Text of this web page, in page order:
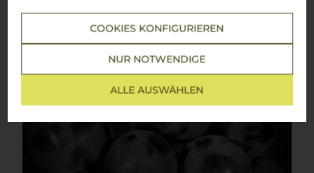
COOKIES KONFIGURIEREN
NUR NOTWENDIGE
ALLE AUSWÄHLEN
Pecorino. Jeder Schluck bringt das Lebensgefühl der Toskana
direkt auf den Tisch. Einbicchiere di Sangiovese
Mehr Weine der Rebsorte Sangiovese